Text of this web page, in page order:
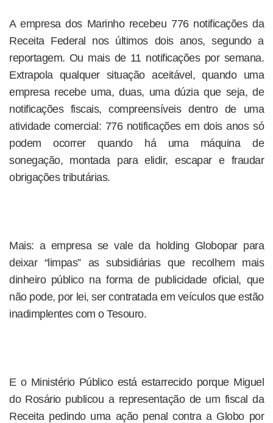
A empresa dos Marinho recebeu 776 notificações da
Receita Federal nos últimos dois anos, segundo a
reportagem. Ou mais de 11 notificações por semana.
Extrapola qualquer situação aceitável, quando uma
empresa recebe uma, duas, uma dúzia que seja, de
notificações fiscais, compreensíveis dentro de uma
atividade comercial: 776 notificações em dois anos só
podem ocorrer quando há uma máquina de
sonegação, montada para elidir, escapar e fraudar
obrigações tributárias.
Mais: a empresa se vale da holding Globopar para
deixar “limpas” as subsidiárias que recolhem mais
dinheiro público na forma de publicidade oficial, que
não pode, por lei, ser contratada em veículos que estão
inadimplentes com o Tesouro.
E o Ministério Público está estarrecido porque Miguel
do Rosário publicou a representação de um fiscal da
Receita pedindo uma ação penal contra a Globo por